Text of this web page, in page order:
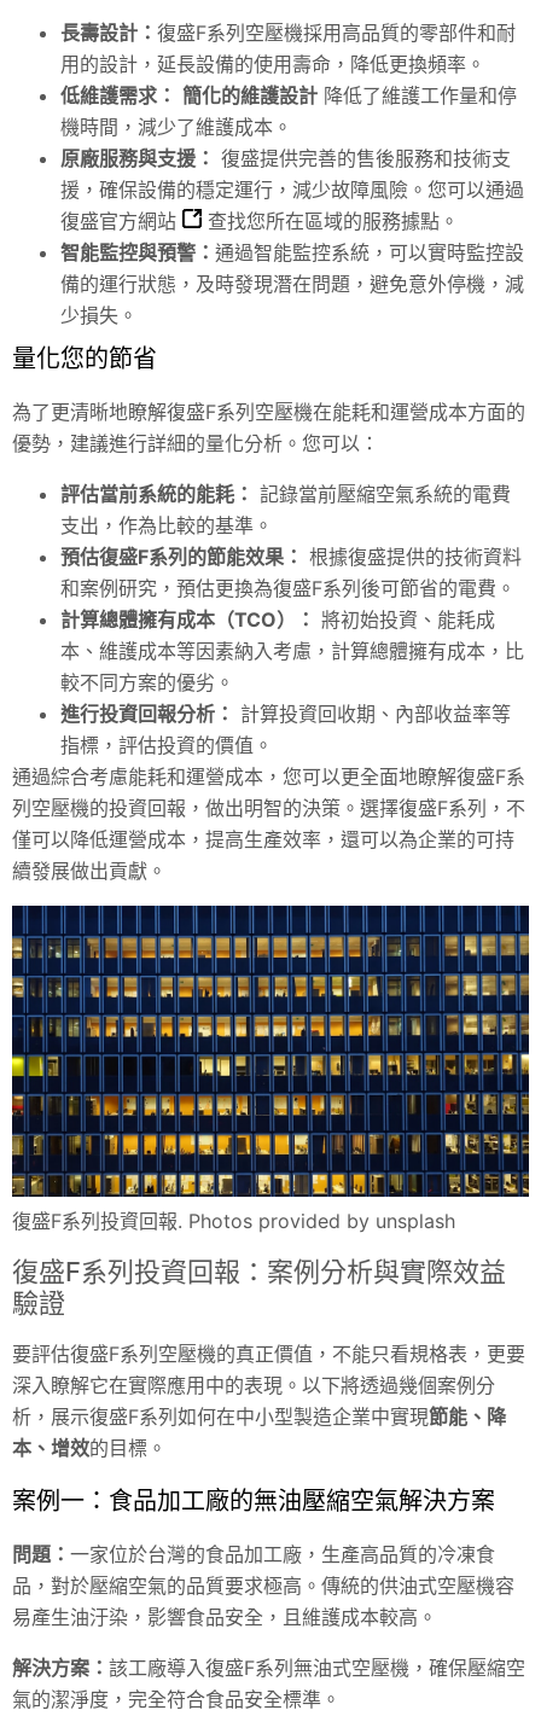
長壽設計： 復盛F系列空壓機採用高品質的零部件和耐
用的設計，延長設備的使用壽命，降低更換頻率。
低維護需求： 簡化的維護設計 降低了維護工作量和停
機時間，減少了維護成本。
原廠服務與支援： 復盛提供完善的售後服務和技術支
援，確保設備的穩定運行，減少故障風險。您可以通過
復盛官方網站
查找您所在區域的服務據點。
智能監控與預警： 通過智能監控系統，可以實時監控設
備的運行狀態，及時發現潛在問題，避免意外停機，減
少損失。
量化您的節省
為了更清晰地瞭解復盛F系列空壓機在能耗和運營成本方面的
優勢，建議進行詳細的量化分析。您可以：
評估當前系統的能耗： 記錄當前壓縮空氣系統的電費
支出，作為比較的基準。
預估復盛F系列的節能效果： 根據復盛提供的技術資料
和案例研究，預估更換為復盛F系列後可節省的電費。
計算總體擁有成本（TCO）： 將初始投資、能耗成
本、維護成本等因素納入考慮，計算總體擁有成本，比
較不同方案的優劣。
進行投資回報分析： 計算投資回收期、內部收益率等
指標，評估投資的價值。
通過綜合考慮能耗和運營成本，您可以更全面地瞭解復盛F系
列空壓機的投資回報，做出明智的決策。選擇復盛F系列，不
僅可以降低運營成本，提高生產效率，還可以為企業的可持
續發展做出貢獻。
復盛F系列投資回報. Photos provided by unsplash
復盛F系列投資回報：案例分析與實際效益
驗證
要評估復盛F系列空壓機的真正價值，不能只看規格表，更要
深入瞭解它在實際應用中的表現。以下將透過幾個案例分
析，展示復盛F系列如何在中小型製造企業中實現節能、降
本、增效的目標。
案例一：食品加工廠的無油壓縮空氣解決方案
問題： 一家位於台灣的食品加工廠，生產高品質的冷凍食
品，對於壓縮空氣的品質要求極高。傳統的供油式空壓機容
易產生油汙染，影響食品安全，且維護成本較高。
解決方案： 該工廠導入復盛F系列無油式空壓機，確保壓縮空
氣的潔淨度，完全符合食品安全標準。